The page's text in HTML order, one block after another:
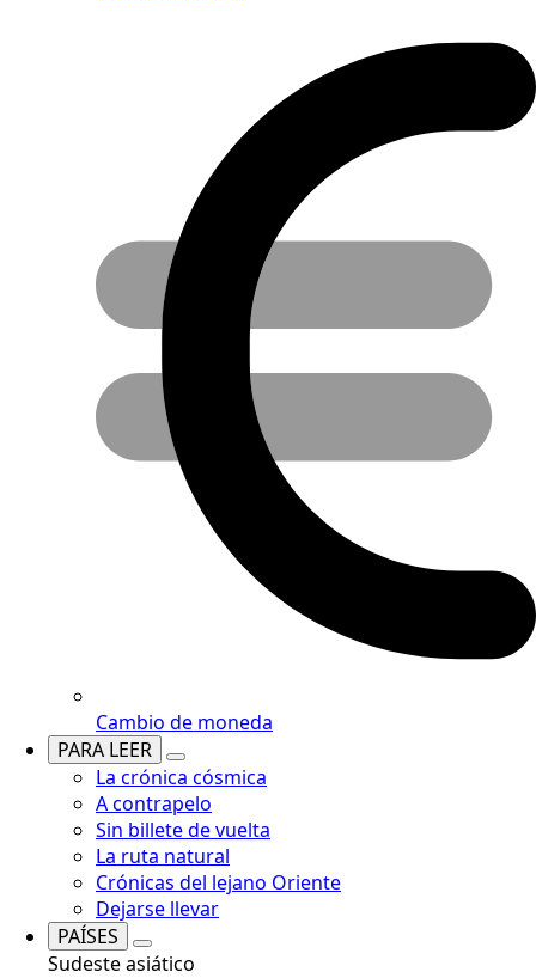
Cambio de moneda
PARA LEER
La crónica cósmica
A contrapelo
Sin billete de vuelta
La ruta natural
Crónicas del lejano Oriente
Dejarse llevar
PAÍSES
Sudeste asiático